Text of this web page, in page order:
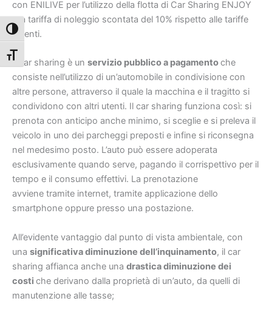
Attiva/disattiva alto contrasto
Attiva/disattiva dimensione testo
con ENILIVE per l’utilizzo della flotta di Car Sharing ENJOY
alla tariffa di noleggio scontata del 10% rispetto alle tariffe
vigenti.
Il car sharing è un servizio pubblico a pagamentoche
consiste nell’utilizzo di un’automobile in condivisione con
altre persone, attraverso il quale la macchina e il tragitto si
condividono con altri utenti. Il car sharing funziona così: si
prenota con anticipo anche minimo, si sceglie e si preleva il
veicolo in uno dei parcheggi preposti e infine si riconsegna
nel medesimo posto. L’auto può essere adoperata
esclusivamente quando serve, pagando il corrispettivo per il
tempo e il consumo effettivi. La prenotazione
avviene tramite internet, tramite applicazione dello
smartphone oppure presso una postazione.
All’evidente vantaggio dal punto di vista ambientale, con
una significativa diminuzione dell’inquinamento, il car
sharing affianca anche una drastica diminuzione dei
costi che derivano dalla proprietà di un’auto, da quelli di
manutenzione alle tasse;